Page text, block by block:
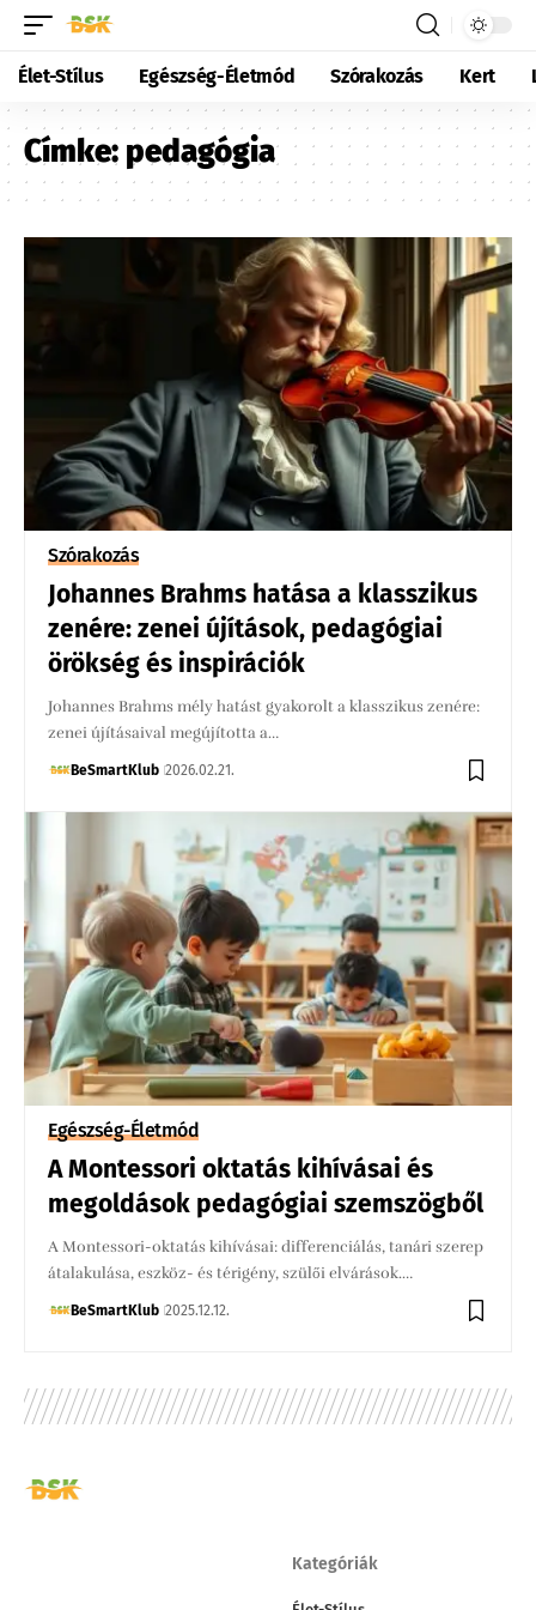
Élet-Stílus Egészség-Életmód Szórakozás Kert
Címke: pedagógia
Szórakozás
Johannes Brahms hatása a klasszikus
zenére: zenei újítások, pedagógiai
örökség és inspirációk
Johannes Brahms mély hatást gyakorolt a klasszikus zenére:
zenei újításaival megújította a…
BeSmartKlub 2026.02.21.
Egészség-Életmód
A Montessori oktatás kihívásai és
megoldások pedagógiai szemszögből
A Montessori-oktatás kihívásai: differenciálás, tanári szerep
átalakulása, eszköz- és térigény, szülői elvárások.…
BeSmartKlub 2025.12.12.
Kategóriák